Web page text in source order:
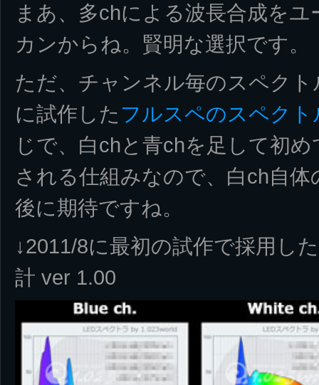
まあ、多chによる波長合成を
カンからね。賢明な選択です。
ただ、チャンネル毎のスペク
に試作した フルスペのスペク
じで、白chと青chを足して初
される仕組みなので、白ch自
後に期待ですね。
↓2011/8に最初の試作で採用し
計 ver 1.00